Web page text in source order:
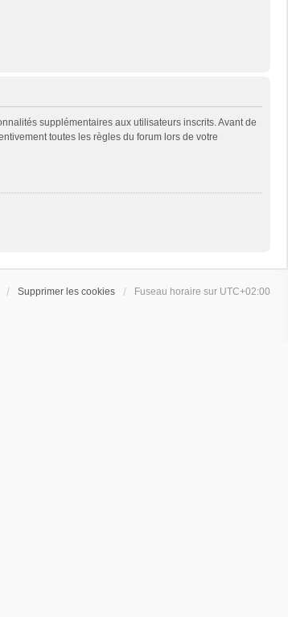
supplémentaires aux utilisateurs inscrits. Avant de
toutes les règles du forum lors de votre
Supprimer les cookies Fuseau horaire sur UTC+02:00